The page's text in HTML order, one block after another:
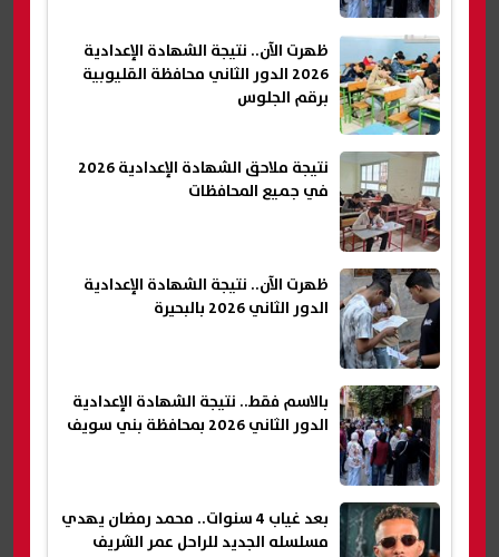
ظهرت الآن.. نتيجة الشهادة الإعدادية
2026 الدور الثاني محافظة القليوبية
برقم الجلوس
نتيجة ملاحق الشهادة الإعدادية 2026
في جميع المحافظات
ظهرت الآن.. نتيجة الشهادة الإعدادية
الدور الثاني 2026 بالبحيرة
بالاسم فقط.. نتيجة الشهادة الإعدادية
الدور الثاني 2026 بمحافظة بني سويف
بعد غياب 4 سنوات.. محمد رمضان يهدي
مسلسله الجديد للراحل عمر الشريف